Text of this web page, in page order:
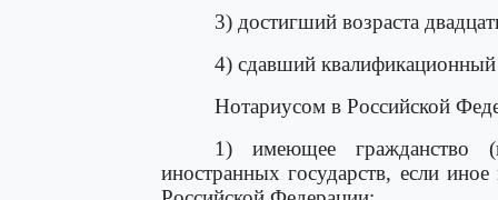
3) достигший возраста
4) сдавший квалификационный
Нотариусом в Российской
1) имеющее гражданство
иностранных государств, если